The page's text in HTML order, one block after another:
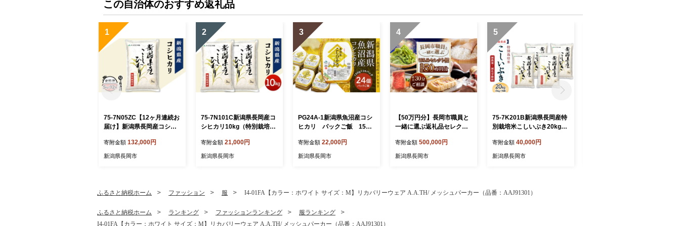
この自治体のおすすめ返礼品
1
75-7N05ZC【12ヶ月連続お
届け】新潟県長岡産コシヒ
026年8月下旬発送開始】
寄附金額 132,000円
新潟県長岡市
2
75-7N101C新潟県長岡産コ
シヒカリ10kg（特別栽培
送】
寄附金額 21,000円
新潟県長岡市
3
PG24A-1新潟県魚沼産コシ
ヒカリ パックご飯 150g
寄附金額 22,000円
新潟県長岡市
4
【50万円分】長岡市職員と
一緒に選ぶ返礼品セレクト
寄附金額 500,000円
新潟県長岡市
5
75-7K201B新潟県長岡産特
別栽培米こしいぶき20kg
発送】
寄附金額 40,000円
新潟県長岡市
ふるさと納税ホーム ファッション 服 I4-01FA【カラー：ホワイト サイズ：M】リカバリーウェア A.A.TH/ メッシュパーカー（品番：AAJ91301）
ふるさと納税ホーム ランキング ファッションランキング
服ランキング
I4-01FA【カラー：ホワイト サイズ：M】リカバリーウェア A.A.TH/ メッシュパーカー（品番：AAJ91301）